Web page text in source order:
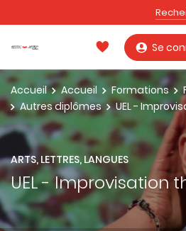
Se
Accueil Accueil Formations
Autres diplômes
UEL -
ARTS, LETTRES, LANGUES
UEL - Improvisation